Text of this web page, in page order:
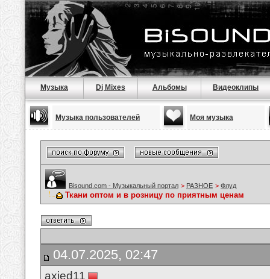
Музыка Dj Mixes Альбомы Видеоклипы
Музыка пользователей Моя музыка
Bisound.com - Музыкальный портал > РАЗНОЕ > Флуд
Ткани оптом и в розницу по приятным ценам
04.07.2025, 02:47
axied11